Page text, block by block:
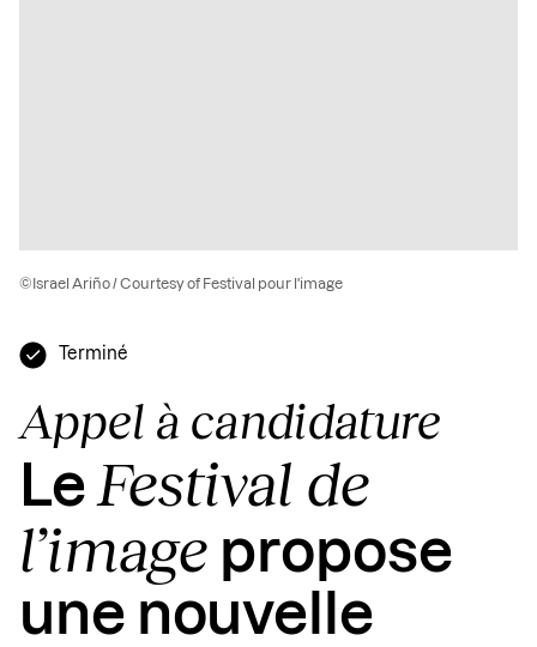
Terminé
Appel à candidature
Le Festival de
l’image propose
une nouvelle
©Israel Ariño / Courtesy of Festival pour l'image